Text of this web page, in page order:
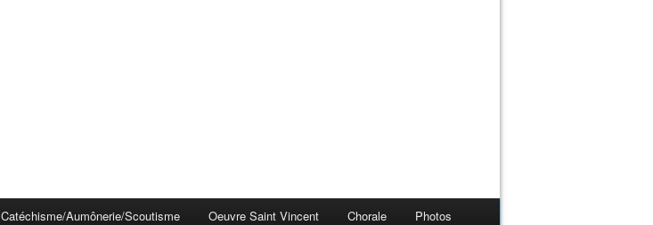
Catéchisme/Aumônerie/Scoutisme Oeuvre Saint Vincent Chorale Photos